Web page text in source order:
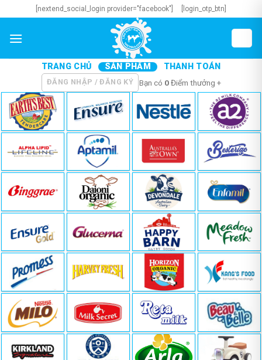
to
content
[nextend_social_login provider="facebook"] [login_otp_btn]
TRANG CHỦ SẢN PHẨM THANH TOÁN
ĐĂNG NHẬP / ĐĂNG KÝ Bạn có 0Điểm thưởng +